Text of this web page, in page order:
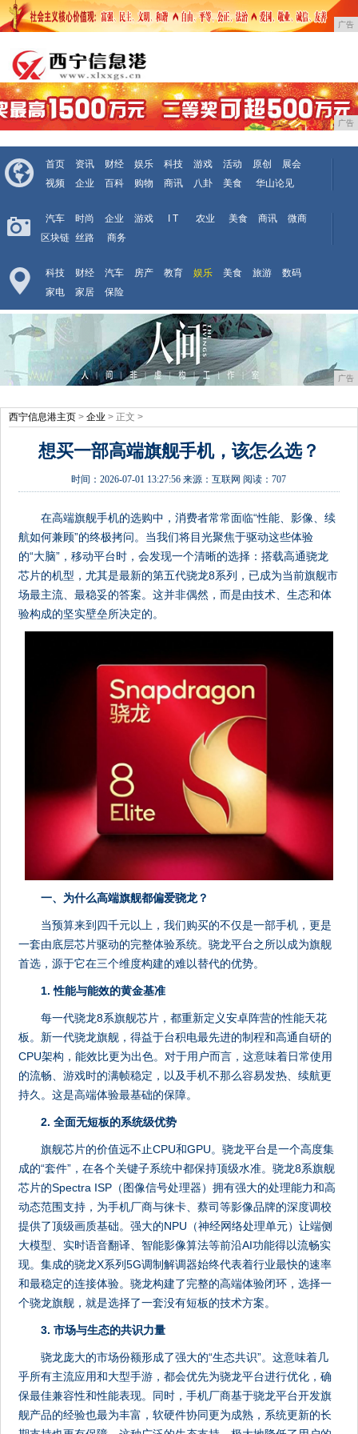
广告
广告
首页 资讯 财经 娱乐 科技 游戏 活动 原创
展会
视频
企业 百科 购物 商讯 八卦 美食 华山论见
汽车 时尚 企业 游戏 I T 农业 美食 商讯
微商
区块链 丝路 商务
科技 财经 汽车 房产 教育 娱乐 美食 旅游
数码
家电
家居 保险
广告
西宁信息港主页 > 企业 > 正文 >
想买一部高端旗舰手机，该怎么选？
时间：2026-07-01 13:27:56 来源：互联网 阅读：707
在高端旗舰手机的选购中，消费者常常面临“性能、影像、续
航如何兼顾”的终极拷问。当我们将目光聚焦于驱动这些体验
的“大脑”，移动平台时，会发现一个清晰的选择：搭载高通骁龙
芯片的机型，尤其是最新的第五代骁龙8系列，已成为当前旗舰市
场最主流、最稳妥的答案。这并非偶然，而是由技术、生态和体
验构成的坚实壁垒所决定的。
一、为什么高端旗舰都偏爱骁龙？
当预算来到四千元以上，我们购买的不仅是一部手机，更是
一套由底层芯片驱动的完整体验系统。骁龙平台之所以成为旗舰
首选，源于它在三个维度构建的难以替代的优势。
1. 性能与能效的黄金基准
每一代骁龙8系旗舰芯片，都重新定义安卓阵营的性能天花
板。新一代骁龙旗舰，得益于台积电最先进的制程和高通自研的
CPU架构，能效比更为出色。对于用户而言，这意味着日常使用
的流畅、游戏时的满帧稳定，以及手机不那么容易发热、续航更
持久。这是高端体验最基础的保障。
2. 全面无短板的系统级优势
旗舰芯片的价值远不止CPU和GPU。骁龙平台是一个高度集
成的“套件”，在各个关键子系统中都保持顶级水准。骁龙8系旗舰
芯片的Spectra ISP（图像信号处理器）拥有强大的处理能力和高
动态范围支持，为手机厂商与徕卡、蔡司等影像品牌的深度调校
提供了顶级画质基础。强大的NPU（神经网络处理单元）让端侧
大模型、实时语音翻译、智能影像算法等前沿AI功能得以流畅实
现。集成的骁龙X系列5G调制解调器始终代表着行业最快的速率
和最稳定的连接体验。骁龙构建了完整的高端体验闭环，选择一
个骁龙旗舰，就是选择了一套没有短板的技术方案。
3. 市场与生态的共识力量
骁龙庞大的市场份额形成了强大的“生态共识”。这意味着几
乎所有主流应用和大型手游，都会优先为骁龙平台进行优化，确
保最佳兼容性和性能表现。同时，手机厂商基于骁龙平台开发旗
舰产品的经验也最为丰富，软硬件协同更为成熟，系统更新的长